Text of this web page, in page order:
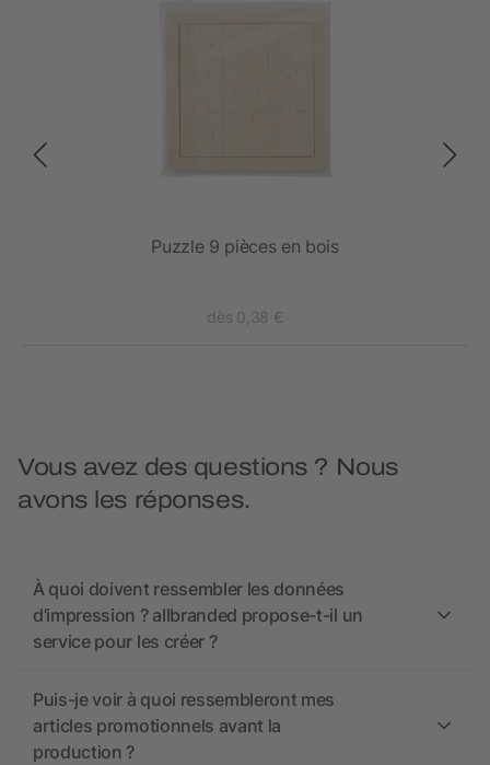
Puzzle 9 pièces en bois
dès 0,38 €
Vous avez des questions ? Nous
avons les réponses.
À quoi doivent ressembler les données
d’impression ? allbranded propose-t-il un
service pour les créer ?
Puis-je voir à quoi ressembleront mes
articles promotionnels avant la
production ?